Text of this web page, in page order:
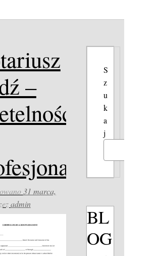
–
31 marca,
admin
S
z
u
k
a
j
BL
OG